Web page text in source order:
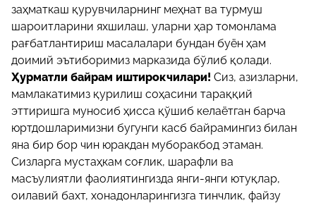
заҳматкаш қурувчиларнинг меҳнат ва турмуш
шароитларини яхшилаш, уларни ҳар томонлама
рағбатлантириш масалалари бундан буён ҳам
доимий эътиборимиз марказида бўлиб қолади.
Ҳурматли байрам иштирокчилари! Сиз, азизларни,
мамлакатимиз қурилиш соҳасини тараққий
эттиришга муносиб ҳисса қўшиб келаётган барча
юртдошларимизни бугунги касб байрамингиз билан
яна бир бор чин юракдан муборакбод этаман.
Сизларга мустаҳкам соғлик, шарафли ва
масъулиятли фаолиятингизда янги-янги ютуқлар,
оилавий бахт, хонадонларингизга тинчлик, файзу